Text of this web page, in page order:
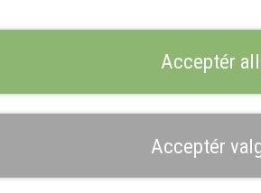
Acceptér
Acceptér